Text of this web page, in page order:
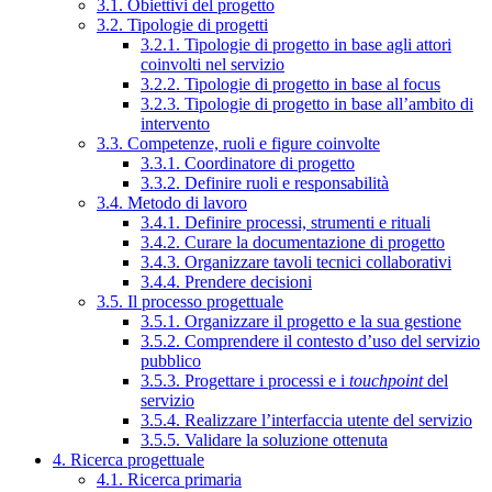
3.1. Obiettivi del progetto
3.2. Tipologie di progetti
3.2.1. Tipologie di progetto in base agli attori
coinvolti nel servizio
3.2.2. Tipologie di progetto in base al focus
3.2.3. Tipologie di progetto in base all’ambito di
intervento
3.3. Competenze, ruoli e figure coinvolte
3.3.1. Coordinatore di progetto
3.3.2. Definire ruoli e responsabilità
3.4. Metodo di lavoro
3.4.1. Definire processi, strumenti e rituali
3.4.2. Curare la documentazione di progetto
3.4.3. Organizzare tavoli tecnici collaborativi
3.4.4. Prendere decisioni
3.5. Il processo progettuale
3.5.1. Organizzare il progetto e la sua gestione
3.5.2. Comprendere il contesto d’uso del servizio
pubblico
3.5.3. Progettare i processi e i touchpointdel
servizio
3.5.4. Realizzare l’interfaccia utente del servizio
3.5.5. Validare la soluzione ottenuta
4. Ricerca progettuale
4.1. Ricerca primaria